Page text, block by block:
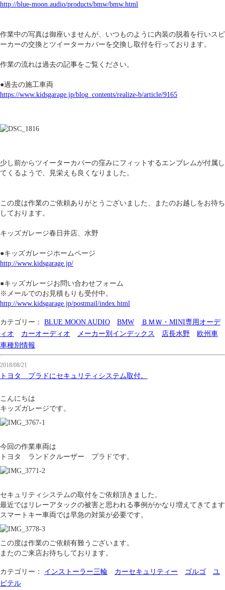
http://blue-moon.audio/products/bmw/bmw.html
作業中の写真は御座いませんが、いつものように内装の脱着を行いスピ
ーカーの交換とツイーターカバーを交換し取付を行っております。
作業の流れは過去の記事をご覧ください。
●過去の施工車両
https://www.kidsgarage.jp/blog_contents/realize-b/article/9165
少し前からツイーターカバーの窪みにフィットするエンブレムが付属し
てくるようで、見栄えも良くなりました。
この度は作業のご依頼ありがとうございました、またのお越しをお待ち
しております。
キッズガレージ春日井店、水野
●キッズガレージホームページ
http://www.kidsgarage.jp/
●キッズガレージお問い合わせフォーム
※メールでのお見積もりも受付中。
http://www.kidsgarage.jp/postmail/index.html
カテゴリー： BLUE MOON AUDIO BMW
ＢＭＷ・MINI専用オーデ
ィオ
カーオーディオ メーカー別インデックス 店長水野
欧州車
車種別情報
2018/08/21
トヨタ プラドにセキュリティシステム取付。
こんにちは
キッズガレージです。
今回の作業車両は
トヨタ ランドクルーザー プラドです。
セキュリティシステムの取付をご依頼頂きました。
最近ではリレーアタックの被害と思われる事例がかなり増えてきてます
スマートキー車両では早急の対策が必要です。
この度は作業のご依頼有難うございます。
またのご来店お待ちしております。
カテゴリー： インストーラー三輪 カーセキュリティー ゴルゴ
ユ
ピテル